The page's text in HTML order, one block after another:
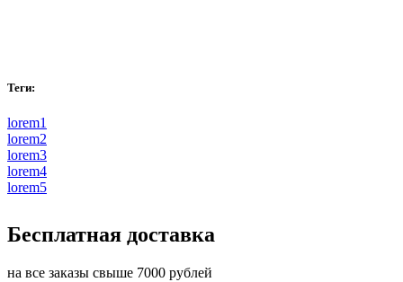
Теги:
lorem1
lorem2
lorem3
lorem4
lorem5
Бесплатная доставка
на все заказы свыше 7000 рублей